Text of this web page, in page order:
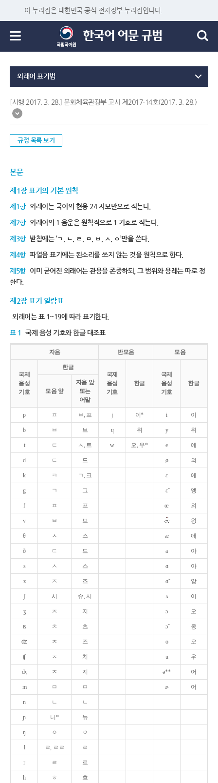
이 누리집은 대한민국 공식 전자정부 누리집입니다.
외래어 표기법
[시행 2017. 3. 28.] 문화체육관광부 고시 제2017-14호(2017. 3. 28.)
규정 목록 보기
본문
제1장 표기의 기본 원칙
제1항 외래어는 국어의 현용 24 자모만으로 적는다.
제2항 외래어의 1 음운은 원칙적으로 1 기호로 적는다.
제3항 받침에는 ‘ㄱ, ㄴ, ㄹ, ㅁ, ㅂ, ㅅ, ㅇ’만을 쓴다.
제4항 파열음 표기에는 된소리를 쓰지 않는 것을 원칙으로 한다.
제5항 이미 굳어진 외래어는 관용을 존중하되, 그 범위와 용례는 따로 정
한다.
제2장 표기 일람표
외래어는 표 1~19에 따라 표기한다.
표 1 국제 음성 기호와 한글 대조표
자음 반모음 모음
국제
음성
기호
한글
국제
음성
기호
한글
국제
음성
기호
한글
모음 앞
자음 앞
또는
어말
p ㅍ ㅂ, 프 j 이* i 이
b ㅂ 브 ɥ 위 y 위
t ㅌ ㅅ, 트 w 오, 우* e 에
d ㄷ 드 ø 외
k ㅋ ㄱ, 크 ɛ 에
g ㄱ 그 ɛ̃ 앵
f ㅍ 프 œ 외
v ㅂ 브 욍
θ ㅅ 스 æ 애
ð ㄷ 드 a 아
s ㅅ 스 ɑ 아
z ㅈ 즈 ɑ̃ 앙
ʃ 시 슈, 시 ʌ 어
ʒ ㅈ 지 ɔ 오
ʦ ㅊ 츠 ɔ̃ 옹
ʣ ㅈ 즈 o 오
ʧ ㅊ 치 u 우
ʤ ㅈ 지 ə** 어
m ㅁ ㅁ ɚ 어
n ㄴ ㄴ
ɲ 니* 뉴
ŋ ㅇ ㅇ
l ㄹ, ㄹㄹ ㄹ
r ㄹ 르
h ㅎ 흐